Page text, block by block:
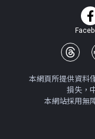
本網頁所提供資料
損失，
本網站採用無